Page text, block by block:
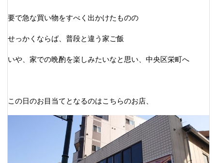
要で急な買い物をすべく出かけたものの
せっかくならば、普段と違う家ご飯
いや、家での晩酌を楽しみたいなと思い、中央区栄町へ
この日のお目当てとなるのはこちらのお店、